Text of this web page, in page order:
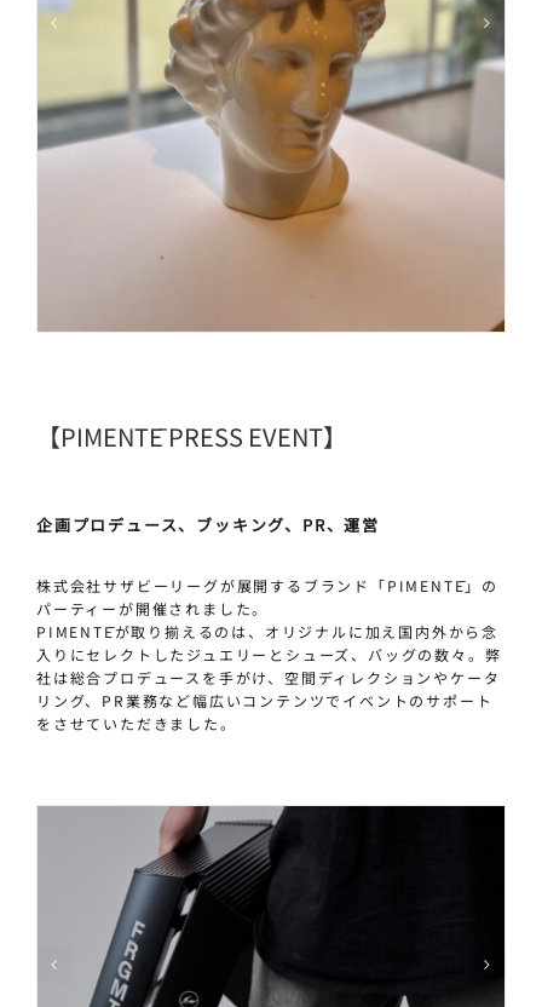
【PIMENTĒ PRESS EVENT】
企画プロデュース、ブッキング、PR、運営
株式会社サザビーリーグが展開するブランド「PIMENTĒ」の
パーティーが開催されました。
PIMENTĒが取り揃えるのは、オリジナルに加え国内外から念
入りにセレクトしたジュエリーとシューズ、バッグの数々。弊
社は総合プロデュースを手がけ、空間ディレクションやケータ
リング、PR業務など幅広いコンテンツでイベントのサポート
をさせていただきました。